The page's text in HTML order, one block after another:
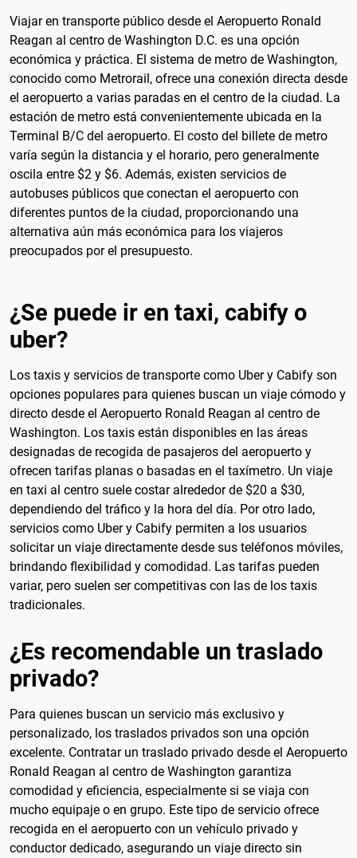
Viajar en transporte público desde el Aeropuerto Ronald
Reagan al centro de Washington D.C. es una opción
económica y práctica. El sistema de metro de Washington,
conocido como Metrorail, ofrece una conexión directa desde
el aeropuerto a varias paradas en el centro de la ciudad. La
estación de metro está convenientemente ubicada en la
Terminal B/C del aeropuerto. El costo del billete de metro
varía según la distancia y el horario, pero generalmente
oscila entre $2 y $6. Además, existen servicios de
autobuses públicos que conectan el aeropuerto con
diferentes puntos de la ciudad, proporcionando una
alternativa aún más económica para los viajeros
preocupados por el presupuesto.
¿Se puede ir en taxi, cabify o
uber?
Los taxis y servicios de transporte como Uber y Cabify son
opciones populares para quienes buscan un viaje cómodo y
directo desde el Aeropuerto Ronald Reagan al centro de
Washington. Los taxis están disponibles en las áreas
designadas de recogida de pasajeros del aeropuerto y
ofrecen tarifas planas o basadas en el taxímetro. Un viaje
en taxi al centro suele costar alrededor de $20 a $30,
dependiendo del tráfico y la hora del día. Por otro lado,
servicios como Uber y Cabify permiten a los usuarios
solicitar un viaje directamente desde sus teléfonos móviles,
brindando flexibilidad y comodidad. Las tarifas pueden
variar, pero suelen ser competitivas con las de los taxis
tradicionales.
¿Es recomendable un traslado
privado?
Para quienes buscan un servicio más exclusivo y
personalizado, los traslados privados son una opción
excelente. Contratar un traslado privado desde el Aeropuerto
Ronald Reagan al centro de Washington garantiza
comodidad y eficiencia, especialmente si se viaja con
mucho equipaje o en grupo. Este tipo de servicio ofrece
recogida en el aeropuerto con un vehículo privado y
conductor dedicado, asegurando un viaje directo sin